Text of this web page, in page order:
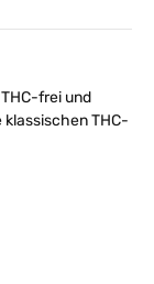
frei und
THC-